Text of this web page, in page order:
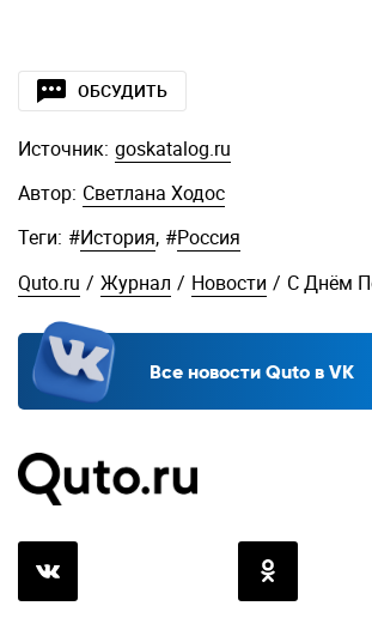
ОБСУДИТЬ
Источник: goskatalog.ru
Автор: Светлана Ходос
Теги: #История, #Россия
Quto.ru / Журнал / Новости / С Днём
Все новости Quto в VK